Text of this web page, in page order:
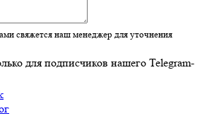
свяжется наш менеджер для уточнения
для подписчиков нашего Telegram-